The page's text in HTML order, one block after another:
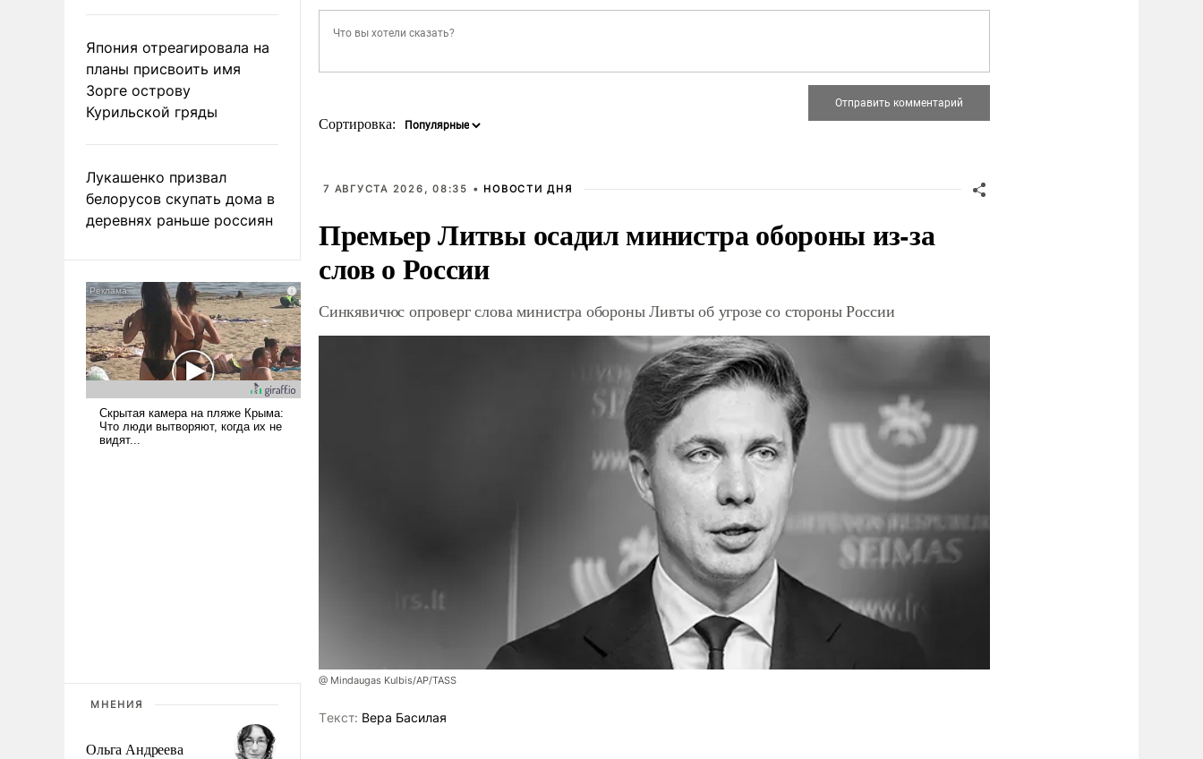
Япония отреагировала на
планы присвоить имя
Зорге острову
Курильской гряды
Лукашенко призвал
белорусов скупать дома в
деревнях раньше россиян
МНЕНИЯ
Ольга Андреева
Сортировка:
7 АВГУСТА 2026, 08:35 • НОВОСТИ ДНЯ
Премьер Литвы осадил министра обороны из-за
слов о России
Синкявичюс опроверг слова министра обороны Ливты об угрозе со стороны России
@ Mindaugas Kulbis/AP/TASS
Tекст: Вера Басилая